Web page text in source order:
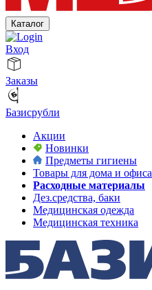
Каталог
Вход
Заказы
Базисрубли
Акции
Новинки
Предметы гигиены
Товары для дома и офиса
Расходные материалы
Дез.средства, баки
Медицинская одежда
Медицинская техника